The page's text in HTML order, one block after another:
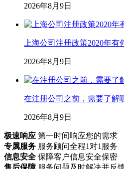
2026年8月9日
上海公司注册政策2020年有
2026年8月9日
在注册公司之前，需要了解
2026年8月9日
极速响应 第一时间响应您的需求
专属服务 服务顾问全程1对1服务
信息安全 保障客户信息安全保密
售后保障 服务问题及时解决并反